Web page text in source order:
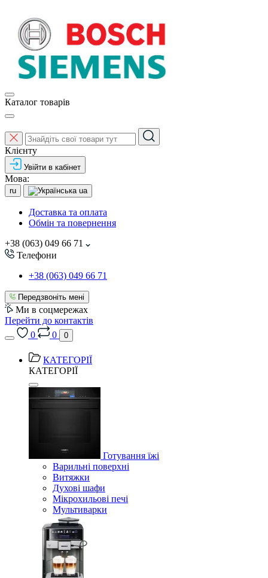
Каталог товарів
Клієнту
Увійти в кабінет
Мова:
ru ua
Доставка та оплата
Обмін та повернення
+38 (063) 049 66 71
Телефони
+38 (063) 049 66 71
Передзвоніть мені
Ми в соцмережах
Перейти до контактів
0
0 0
КАТЕГОРІЇ
КАТЕГОРІЇ
Готування їжі
Варильні поверхні
Витяжки
Духові шафи
Мікрохильові печі
Мультиварки